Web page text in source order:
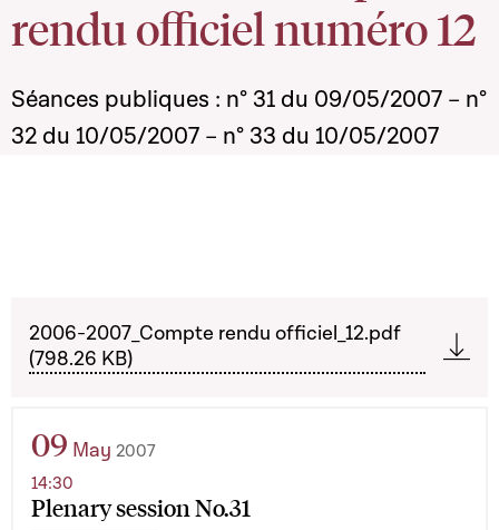
rendu officiel numéro 12
Séances publiques : n° 31 du 09/05/2007 – n°
32 du 10/05/2007 – n° 33 du 10/05/2007
2006-2007_Compte rendu officiel_12.pdf
(798.26 KB)
09 May 2007
Plenary session No.31
14:30